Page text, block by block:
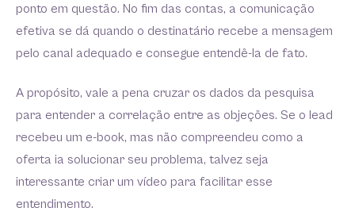
ponto em questão. No fim das contas, a comunicação
efetiva se dá quando o destinatário recebe a mensagem
pelo canal adequado e consegue entendê-la de fato.
A propósito, vale a pena cruzar os dados da pesquisa
para entender a correlação entre as objeções. Se o lead
recebeu um e-book, mas não compreendeu como a
oferta ia solucionar seu problema, talvez seja
interessante criar um vídeo para facilitar esse
entendimento.